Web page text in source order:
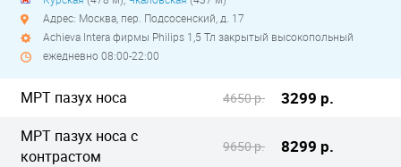
Адрес: Москва, пер. Подсосенский, д. 17
Achieva Intera фирмы Philips 1,5 Тл закрытый высокопольный
ежедневно 08:00-22:00
МРТ пазух носа 4650 р. 3299 р.
МРТ пазух носа с
контрастом
9650 р. 8299 р.